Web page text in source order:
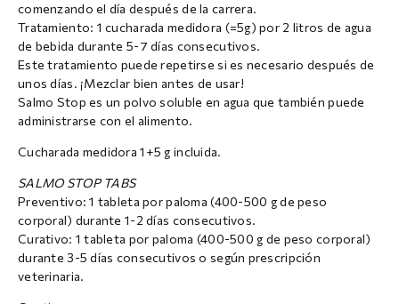
comenzando el día después de la carrera.
Tratamiento: 1 cucharada medidora (=5g) por 2 litros de agua
de bebida durante 5-7 días consecutivos.
Este tratamiento puede repetirse si es necesario después de
unos días. ¡Mezclar bien antes de usar!
Salmo Stop es un polvo soluble en agua que también puede
administrarse con el alimento.
Cucharada medidora 1+5 g incluida.
SALMO STOP TABS
Preventivo: 1 tableta por paloma (400-500 g de peso
corporal) durante 1-2 días consecutivos.
Curativo: 1 tableta por paloma (400-500 g de peso corporal)
durante 3-5 días consecutivos o según prescripción
veterinaria.